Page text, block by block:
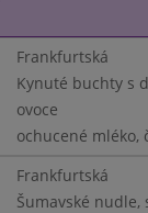
Frankfurtská
Kynuté buchty s
ovoce
ochucené mléko,
Frankfurtská
Šumavské nudle,